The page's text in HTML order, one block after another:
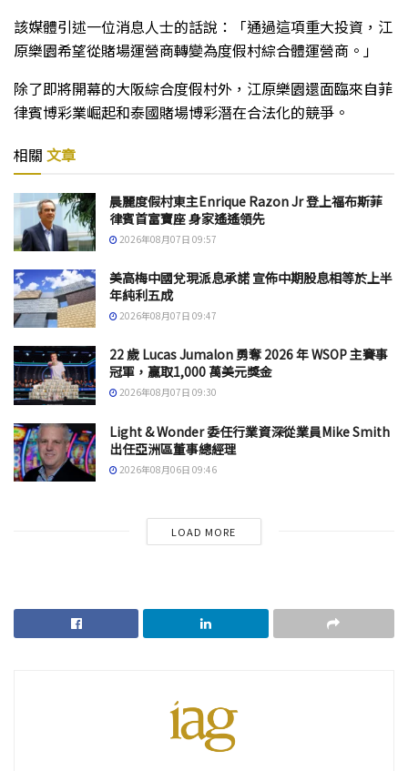
該媒體引述一位消息人士的話說：「通過這項重大投資，江
原樂園希望從賭場運營商轉變為度假村綜合體運營商。」
除了即將開幕的大阪綜合度假村外，江原樂園還面臨來自菲
律賓博彩業崛起和泰國賭場博彩潛在合法化的競爭。
相關 文章
晨麗度假村東主Enrique Razon Jr 登上福布斯菲
律賓首富寶座 身家遙遙領先
2026年08月07日 09:57
美高梅中國兌現派息承諾 宣佈中期股息相等於上半
年純利五成
2026年08月07日 09:47
22 歲 Lucas Jumalon 勇奪 2026 年 WSOP 主賽事
冠軍，贏取1,000 萬美元獎金
2026年08月07日 09:30
Light & Wonder 委任行業資深從業員Mike Smith
出任亞洲區董事總經理
2026年08月06日 09:46
LOAD MORE